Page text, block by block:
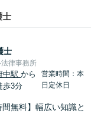
士
士
律事務所
中駅から
歩3分
営業時間：本
日定休日
間無料】幅広い知識と